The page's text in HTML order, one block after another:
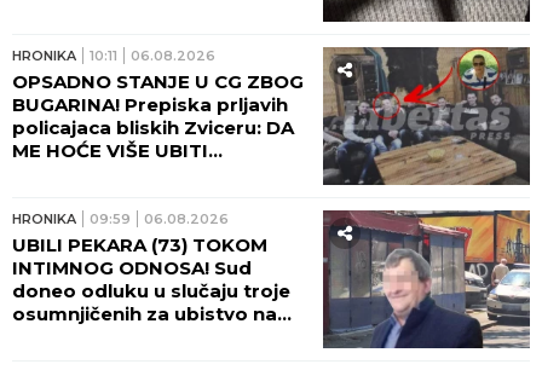
HRONIKA 10:11 06.08.2026
OPSADNO STANJE U CG ZBOG
BUGARINA! Prepiska prljavih
policajaca bliskih Zviceru: DA
ME HOĆE VIŠE UBITI...
HRONIKA 09:59 06.08.2026
UBILI PEKARA (73) TOKOM
INTIMNOG ODNOSA! Sud
doneo odluku u slučaju troje
osumnjičenih za ubistvo na